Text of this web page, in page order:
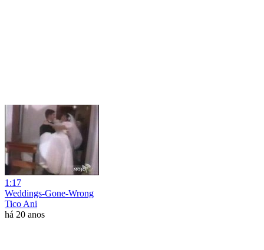
1:17
Weddings-Gone-Wrong
Tico Ani
há 20 anos